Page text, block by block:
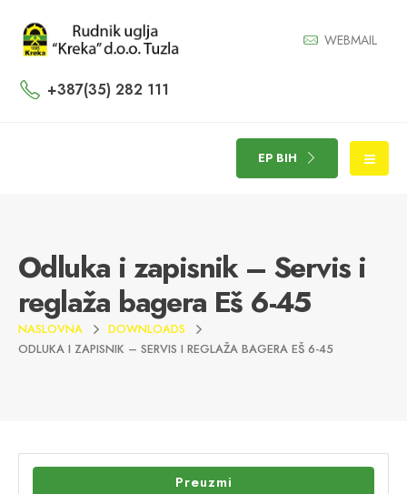
WEBMAIL
+387(35) 282 111
EP BIH
Odluka i zapisnik – Servis i
reglaža bagera Eš 6-45
NASLOVNA
DOWNLOADS
ODLUKA I ZAPISNIK – SERVIS I REGLAŽA BAGERA EŠ 6-45
Preuzmi